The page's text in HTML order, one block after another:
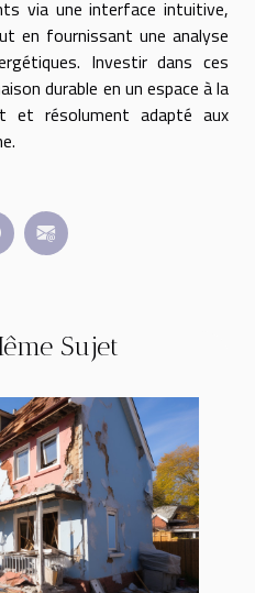
Sujet
via une interface intuitive,
en fournissant une analyse
Investir dans ces
durable en un espace à la
et résolument adapté aux